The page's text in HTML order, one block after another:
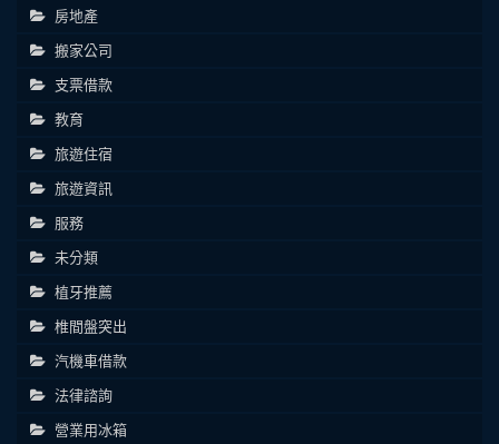
房地產
搬家公司
支票借款
教育
旅遊住宿
旅遊資訊
服務
未分類
植牙推薦
椎間盤突出
汽機車借款
法律諮詢
營業用冰箱